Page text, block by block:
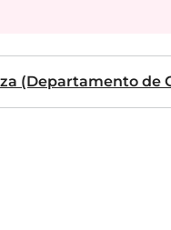
(Departamento de